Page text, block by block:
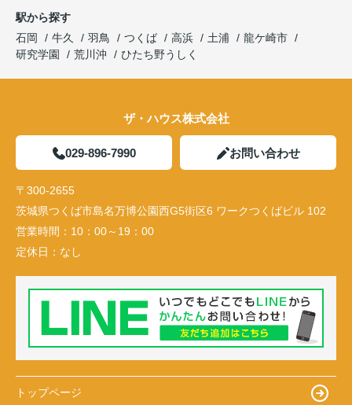
駅から探す
石岡
牛久 羽鳥 つくば 高浜 土浦
龍ケ崎市
研究学園
荒川沖 ひたち野うしく
ザ・ハウス株式会社
029-896-7990 お問い合わせ
〒300-2655
茨城県つくば市島名万博公園西G5街区6 ワークつくばビル 102
営業時間： 10：00～19：00
定休日： なし
トップページ